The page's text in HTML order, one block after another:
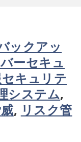
ックアッ
ーセキュ
キュリテ
システム,
, リスク管